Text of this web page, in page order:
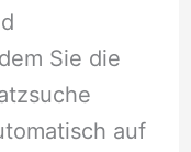
Sie die
auf